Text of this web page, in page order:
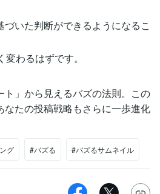
いた判断ができるようになるこ
わるはずです。
ト」から見えるバズの法則。この
なたの投稿戦略もさらに一歩進化
グ #バズる #バズるサムネイル